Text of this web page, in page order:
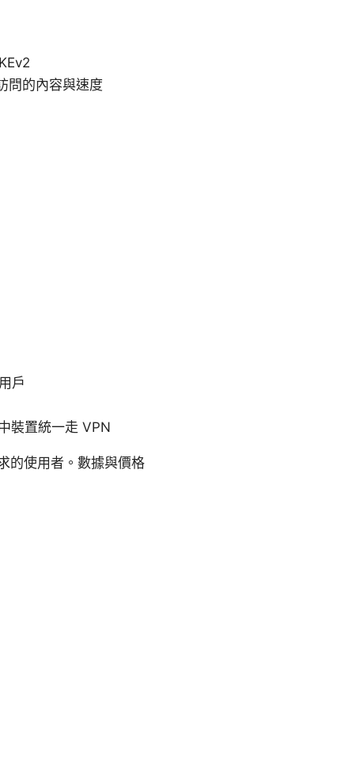
問的內容與速度
戶
裝置統一走 VPN
的使用者。數據與價格